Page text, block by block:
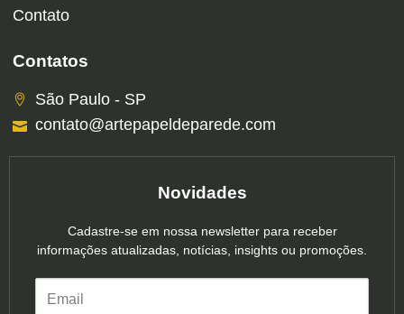
Contato
Contatos
São Paulo - SP
contato@artepapeldeparede.com
Novidades
Cadastre-se em nossa newsletter para receber
informações atualizadas, notícias, insights ou promoções.